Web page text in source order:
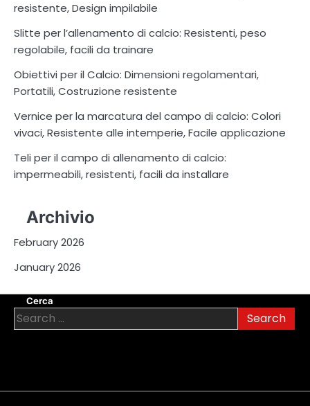
resistente, Design impilabile
Slitte per l’allenamento di calcio: Resistenti, peso
regolabile, facili da trainare
Obiettivi per il Calcio: Dimensioni regolamentari,
Portatili, Costruzione resistente
Vernice per la marcatura del campo di calcio: Colori
vivaci, Resistente alle intemperie, Facile applicazione
Teli per il campo di allenamento di calcio:
impermeabili, resistenti, facili da installare
Archivio
February 2026
January 2026
Cerca
Search
for: